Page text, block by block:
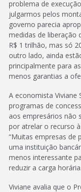
problema de
julgarmos pelos
governo parecia
medidas de liberação
R$ 1 trilhão, mas só
outro lado, ainda
principalmente para
menos garantias a
A economista Viviane
programas de
aos empresários não
por atrelar o recurso
“Muitas empresas de
uma instituição
menos interessante
reduzir a carga
Viviane avalia que o